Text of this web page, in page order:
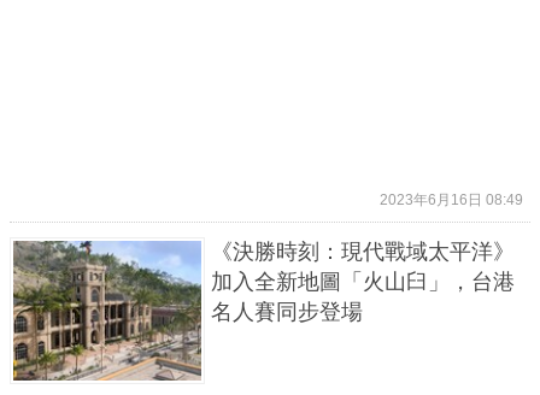
2023年6月16日 08:49
《決勝時刻：現代戰域太平洋》
加入全新地圖「火山臼」，台港
名人賽同步登場